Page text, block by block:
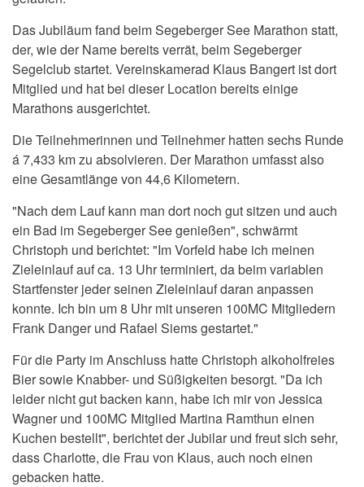
Das Jubiläum fand beimSegeberger See Marathon statt,
der, wie der Name bereits verrät, beimSegeberger
Segelclub startet. Vereinskamerad Klaus Bangert ist dort
Mitglied und hat bei dieser Location bereits einige
Marathons ausgerichtet.
Die Teilnehmerinnen und Teilnehmer hatten sechs Runde
á 7,433 km zu absolvieren. Der Marathon umfasst also
eine Gesamtlänge von 44,6 Kilometern.
"Nach dem Lauf kann man dort noch gut sitzen und auch
ein Bad im Segeberger See genießen", schwärmt
Christoph und berichtet: "Im Vorfeld habe ich meinen
Zieleinlauf auf ca. 13 Uhr terminiert, da beim variablen
Startfenster jeder seinen Zieleinlauf daran anpassen
konnte. Ich bin um 8 Uhr mit unseren 100MC Mitgliedern
Frank Danger und Rafael Siems gestartet."
Für die Party im Anschluss hatteChristoph alkoholfreies
Bier sowie Knabber- und Süßigkeiten besorgt. "Da ich
leider nicht gut backen kann, habe ich mir von Jessica
Wagner und 100MC Mitglied Martina Ramthun einen
Kuchen bestellt", berichtet der Jubilar und freut sich sehr,
dass Charlotte, die Frau von Klaus, auch noch einen
gebacken hatte.